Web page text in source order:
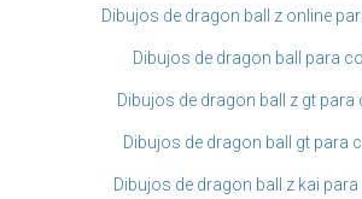
Dibujos de dragon ball z online
Dibujos de dragon ball para
Dibujos de dragon ball z gt para
Dibujos de dragon ball gt para
Dibujos de dragon ball z kai